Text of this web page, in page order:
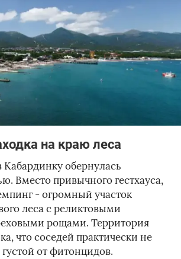
на краю леса
Кабардинку обернулась
Вместо привычного гестхауса,
- огромный участок
леса с реликтовыми
рощами. Территория
что соседей практически не
от фитонцидов.